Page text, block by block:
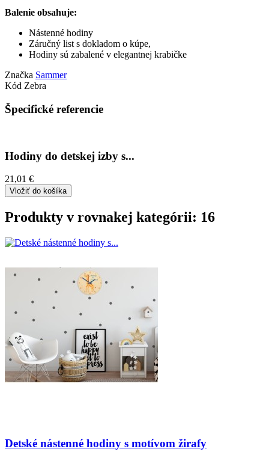
Balenie obsahuje:
Nástenné hodiny
Záručný list s dokladom o kúpe,
Hodiny sú zabalené v elegantnej krabičke
Značka Sammer
Kód Zebra
Špecifické referencie
Hodiny do detskej izby s...
21,01 €
Vložiť do košíka
Produkty v rovnakej kategórii: 16
Detské nástenné hodiny s motívom žirafy